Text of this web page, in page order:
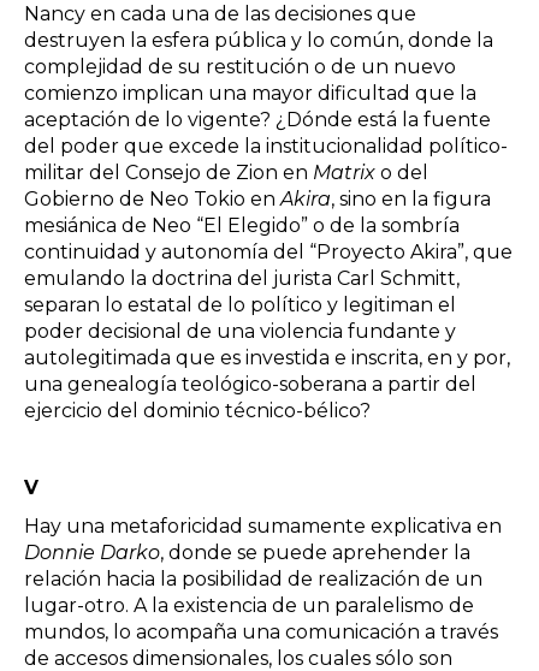
Nancy en cada una de las decisiones que
destruyen la esfera pública y lo común, donde la
complejidad de su restitución o de un nuevo
comienzo implican una mayor dificultad que la
aceptación de lo vigente? ¿Dónde está la fuente
del poder que excede la institucionalidad político-
militar del Consejo de Zion en Matrix o del
Gobierno de Neo Tokio en Akira, sino en la figura
mesiánica de Neo “El Elegido” o de la sombría
continuidad y autonomía del “Proyecto Akira”, que
emulando la doctrina del jurista Carl Schmitt,
separan lo estatal de lo político y legitiman el
poder decisional de una violencia fundante y
autolegitimada que es investida e inscrita, en y por,
una genealogía teológico-soberana a partir del
ejercicio del dominio técnico-bélico?
V
Hay una metaforicidad sumamente explicativa en
Donnie Darko, donde se puede aprehender la
relación hacia la posibilidad de realización de un
lugar-otro. A la existencia de un paralelismo de
mundos, lo acompaña una comunicación a través
de accesos dimensionales, los cuales sólo son